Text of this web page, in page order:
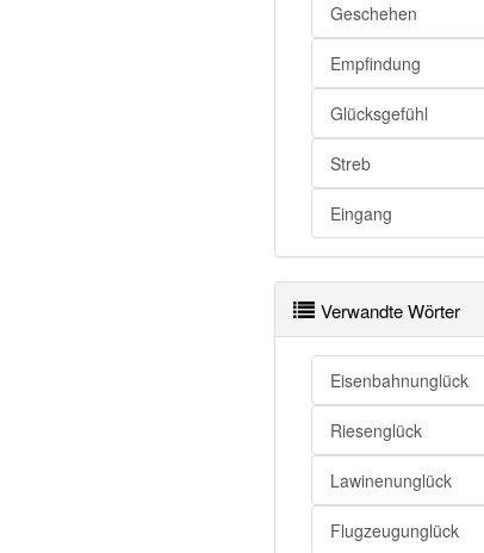
Glück
Glück openthesaurus
Geschehen
Empfindung
Glücksgefühl
Streb
Eingang
Verwandte Wörter
Eisenbahnunglück
Riesenglück
Lawinenunglück
Flugzeugunglück